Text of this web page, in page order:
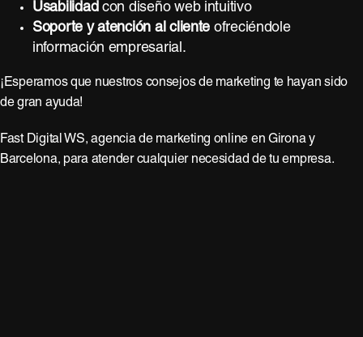
Usabilidad con diseño web intuitivo
Soporte y atención al cliente ofreciéndole
información empresarial.
¡Esperamos que nuestros consejos de marketing te hayan sido
de gran ayuda!
Fast Digital WS, agencia de marketing online en Girona y
Barcelona, para atender cualquier necesidad de tu empresa.